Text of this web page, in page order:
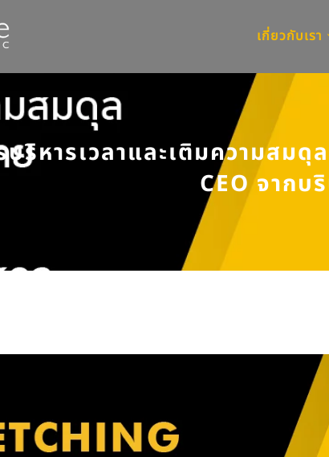
เกี่ยวกับเรา
ริหารเวลาและเติมความสม
CEO จากบ